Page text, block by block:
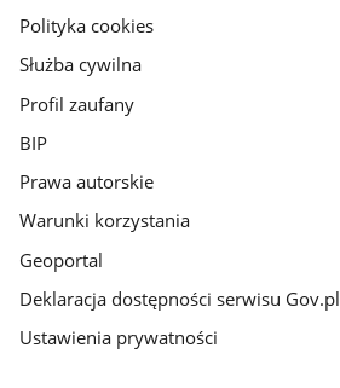
gov.pl
Polityka cookies
Służba cywilna
Profil zaufany
BIP
Prawa autorskie
Warunki korzystania
Geoportal
Deklaracja dostępności serwisu Gov.pl
Ustawienia prywatności